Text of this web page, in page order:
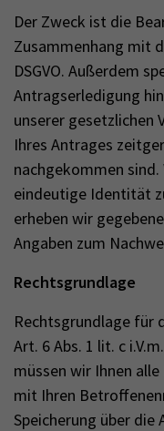
Der Zweck ist die
Zusammenhang mit
DSGVO. Außerdem
Antragserledigung
unserer gesetzlichen
Ihres Antrages
nachgekommen
eindeutige Identität
erheben wir
Angaben zum
Rechtsgrundlage
Rechtsgrundlage für
Art. 6 Abs. 1 lit. c
müssen wir Ihnen
mit Ihren
Speicherung über